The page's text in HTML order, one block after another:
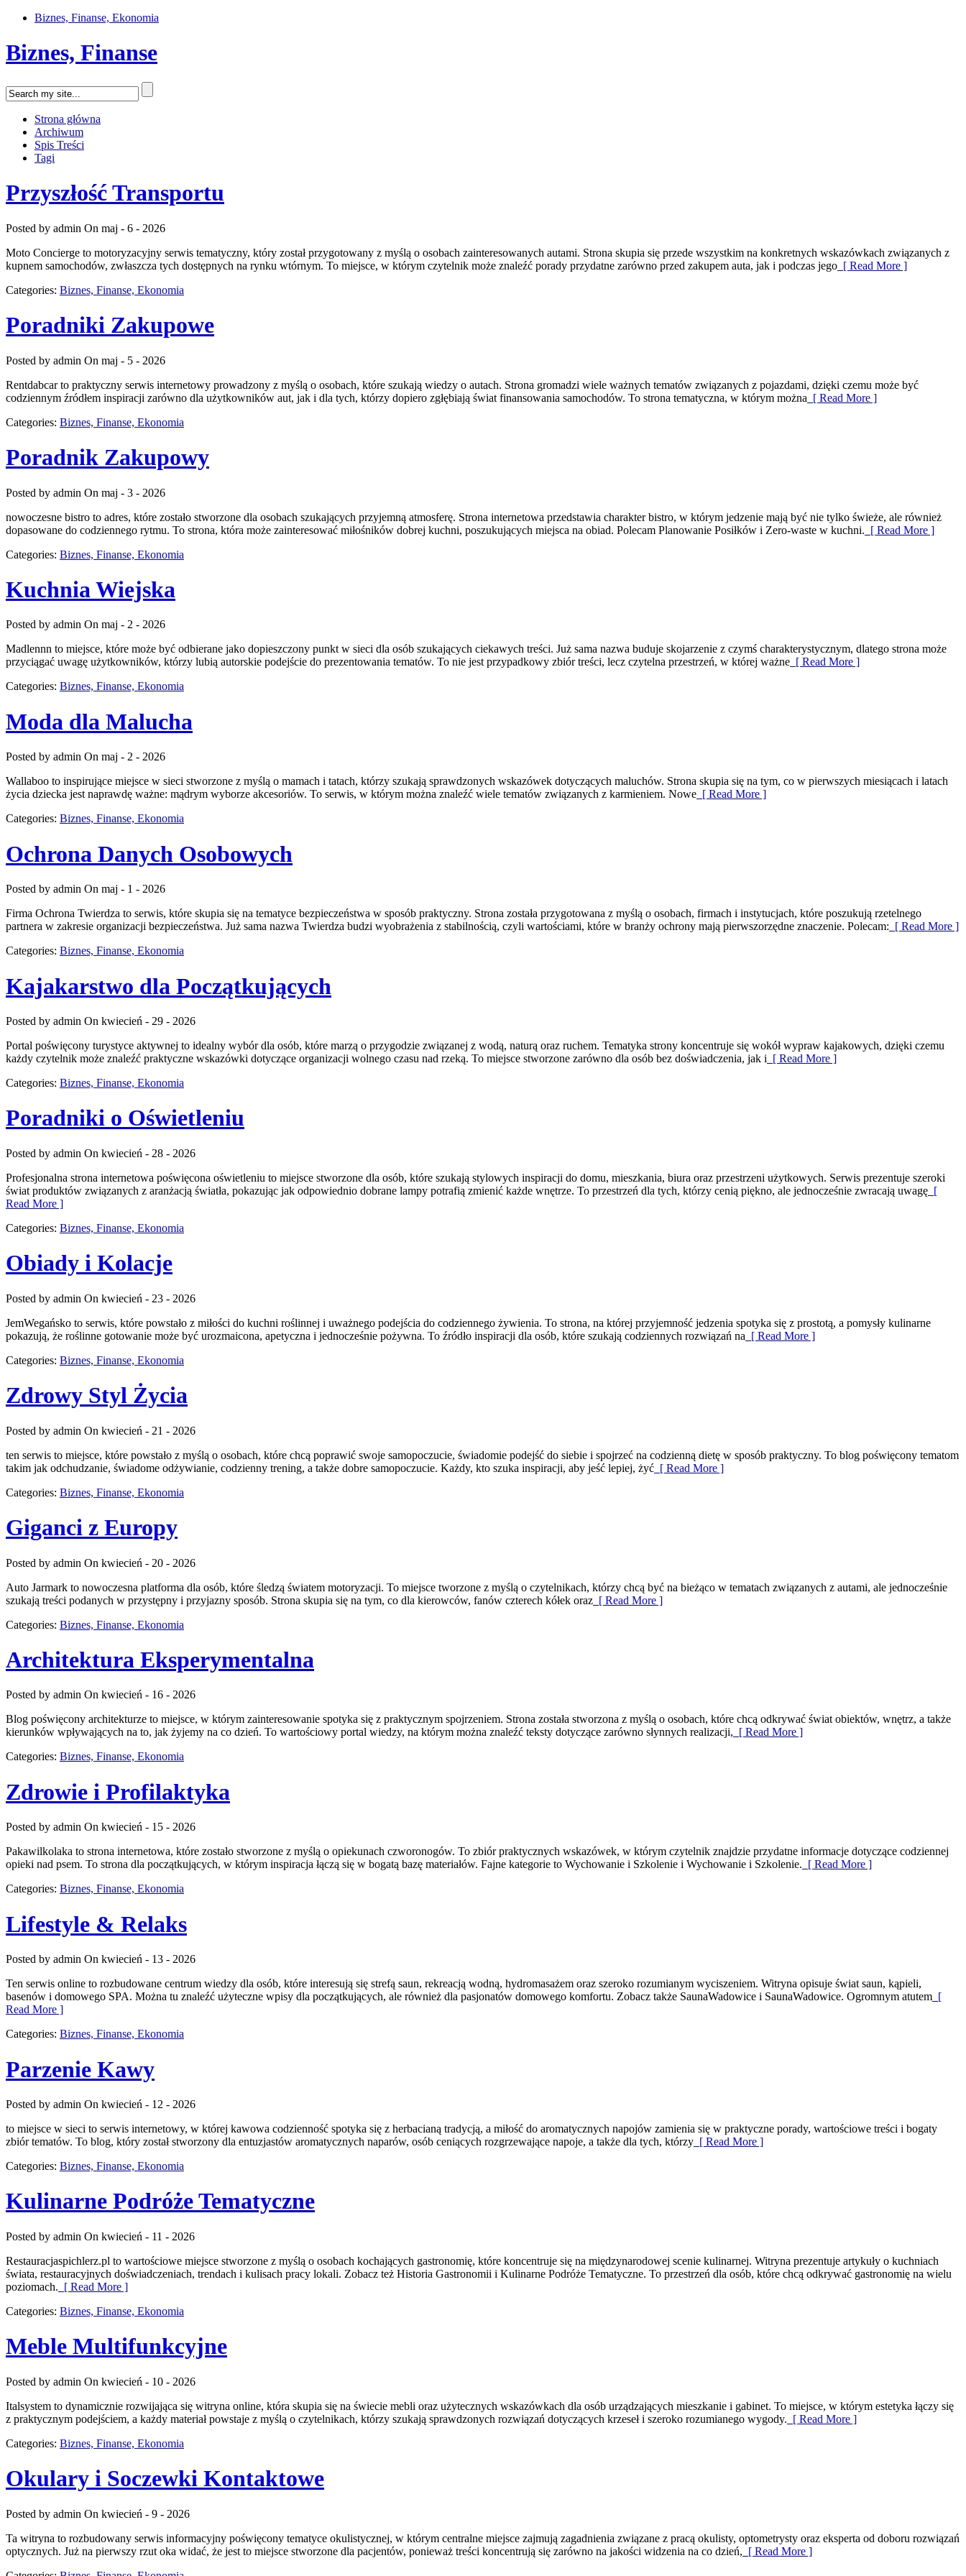
Biznes, Finanse, Ekonomia
Biznes, Finanse
Strona główna
Archiwum
Spis Treści
Tagi
Przyszłość Transportu
Posted by admin On maj - 6 - 2026
Moto Concierge to motoryzacyjny serwis tematyczny, który został przygotowany z myślą o osobach zainteresowanych autami. Strona skupia się przede wszystkim na konkretnych wskazówkach związanych z
kupnem samochodów, zwłaszcza tych dostępnych na rynku wtórnym. To miejsce, w którym czytelnik może znaleźć porady przydatne zarówno przed zakupem auta, jak i podczas jego [ Read More ]
Categories: Biznes, Finanse, Ekonomia
Poradniki Zakupowe
Posted by admin On maj - 5 - 2026
Rentdabcar to praktyczny serwis internetowy prowadzony z myślą o osobach, które szukają wiedzy o autach. Strona gromadzi wiele ważnych tematów związanych z pojazdami, dzięki czemu może być
codziennym źródłem inspiracji zarówno dla użytkowników aut, jak i dla tych, którzy dopiero zgłębiają świat finansowania samochodów. To strona tematyczna, w którym można [ Read More ]
Categories: Biznes, Finanse, Ekonomia
Poradnik Zakupowy
Posted by admin On maj - 3 - 2026
nowoczesne bistro to adres, które zostało stworzone dla osobach szukających przyjemną atmosferę. Strona internetowa przedstawia charakter bistro, w którym jedzenie mają być nie tylko świeże, ale również
dopasowane do codziennego rytmu. To strona, która może zainteresować miłośników dobrej kuchni, poszukujących miejsca na obiad. Polecam Planowanie Posiłków i Zero-waste w kuchni. [ Read More ]
Categories: Biznes, Finanse, Ekonomia
Kuchnia Wiejska
Posted by admin On maj - 2 - 2026
Madlennn to miejsce, które może być odbierane jako dopieszczony punkt w sieci dla osób szukających ciekawych treści. Już sama nazwa buduje skojarzenie z czymś charakterystycznym, dlatego strona może
przyciągać uwagę użytkowników, którzy lubią autorskie podejście do prezentowania tematów. To nie jest przypadkowy zbiór treści, lecz czytelna przestrzeń, w której ważne [ Read More ]
Categories: Biznes, Finanse, Ekonomia
Moda dla Malucha
Posted by admin On maj - 2 - 2026
Wallaboo to inspirujące miejsce w sieci stworzone z myślą o mamach i tatach, którzy szukają sprawdzonych wskazówek dotyczących maluchów. Strona skupia się na tym, co w pierwszych miesiącach i latach
życia dziecka jest naprawdę ważne: mądrym wyborze akcesoriów. To serwis, w którym można znaleźć wiele tematów związanych z karmieniem. Nowe [ Read More ]
Categories: Biznes, Finanse, Ekonomia
Ochrona Danych Osobowych
Posted by admin On maj - 1 - 2026
Firma Ochrona Twierdza to serwis, które skupia się na tematyce bezpieczeństwa w sposób praktyczny. Strona została przygotowana z myślą o osobach, firmach i instytucjach, które poszukują rzetelnego
partnera w zakresie organizacji bezpieczeństwa. Już sama nazwa Twierdza budzi wyobrażenia z stabilnością, czyli wartościami, które w branży ochrony mają pierwszorzędne znaczenie. Polecam: [ Read More ]
Categories: Biznes, Finanse, Ekonomia
Kajakarstwo dla Początkujących
Posted by admin On kwiecień - 29 - 2026
Portal poświęcony turystyce aktywnej to idealny wybór dla osób, które marzą o przygodzie związanej z wodą, naturą oraz ruchem. Tematyka strony koncentruje się wokół wypraw kajakowych, dzięki czemu
każdy czytelnik może znaleźć praktyczne wskazówki dotyczące organizacji wolnego czasu nad rzeką. To miejsce stworzone zarówno dla osób bez doświadczenia, jak i [ Read More ]
Categories: Biznes, Finanse, Ekonomia
Poradniki o Oświetleniu
Posted by admin On kwiecień - 28 - 2026
Profesjonalna strona internetowa poświęcona oświetleniu to miejsce stworzone dla osób, które szukają stylowych inspiracji do domu, mieszkania, biura oraz przestrzeni użytkowych. Serwis prezentuje szeroki
świat produktów związanych z aranżacją światła, pokazując jak odpowiednio dobrane lampy potrafią zmienić każde wnętrze. To przestrzeń dla tych, którzy cenią piękno, ale jednocześnie zwracają uwagę [
Read More ]
Categories: Biznes, Finanse, Ekonomia
Obiady i Kolacje
Posted by admin On kwiecień - 23 - 2026
JemWegańsko to serwis, które powstało z miłości do kuchni roślinnej i uważnego podejścia do codziennego żywienia. To strona, na której przyjemność jedzenia spotyka się z prostotą, a pomysły kulinarne
pokazują, że roślinne gotowanie może być urozmaicona, apetyczna i jednocześnie pożywna. To źródło inspiracji dla osób, które szukają codziennych rozwiązań na [ Read More ]
Categories: Biznes, Finanse, Ekonomia
Zdrowy Styl Życia
Posted by admin On kwiecień - 21 - 2026
ten serwis to miejsce, które powstało z myślą o osobach, które chcą poprawić swoje samopoczucie, świadomie podejść do siebie i spojrzeć na codzienną dietę w sposób praktyczny. To blog poświęcony tematom
takim jak odchudzanie, świadome odżywianie, codzienny trening, a także dobre samopoczucie. Każdy, kto szuka inspiracji, aby jeść lepiej, żyć [ Read More ]
Categories: Biznes, Finanse, Ekonomia
Giganci z Europy
Posted by admin On kwiecień - 20 - 2026
Auto Jarmark to nowoczesna platforma dla osób, które śledzą światem motoryzacji. To miejsce tworzone z myślą o czytelnikach, którzy chcą być na bieżąco w tematach związanych z autami, ale jednocześnie
szukają treści podanych w przystępny i przyjazny sposób. Strona skupia się na tym, co dla kierowców, fanów czterech kółek oraz [ Read More ]
Categories: Biznes, Finanse, Ekonomia
Architektura Eksperymentalna
Posted by admin On kwiecień - 16 - 2026
Blog poświęcony architekturze to miejsce, w którym zainteresowanie spotyka się z praktycznym spojrzeniem. Strona została stworzona z myślą o osobach, które chcą odkrywać świat obiektów, wnętrz, a także
kierunków wpływających na to, jak żyjemy na co dzień. To wartościowy portal wiedzy, na którym można znaleźć teksty dotyczące zarówno słynnych realizacji, [ Read More ]
Categories: Biznes, Finanse, Ekonomia
Zdrowie i Profilaktyka
Posted by admin On kwiecień - 15 - 2026
Pakawilkolaka to strona internetowa, które zostało stworzone z myślą o opiekunach czworonogów. To zbiór praktycznych wskazówek, w którym czytelnik znajdzie przydatne informacje dotyczące codziennej
opieki nad psem. To strona dla początkujących, w którym inspiracja łączą się w bogatą bazę materiałów. Fajne kategorie to Wychowanie i Szkolenie i Wychowanie i Szkolenie. [ Read More ]
Categories: Biznes, Finanse, Ekonomia
Lifestyle & Relaks
Posted by admin On kwiecień - 13 - 2026
Ten serwis online to rozbudowane centrum wiedzy dla osób, które interesują się strefą saun, rekreacją wodną, hydromasażem oraz szeroko rozumianym wyciszeniem. Witryna opisuje świat saun, kąpieli,
basenów i domowego SPA. Można tu znaleźć użyteczne wpisy dla początkujących, ale również dla pasjonatów domowego komfortu. Zobacz także SaunaWadowice i SaunaWadowice. Ogromnym atutem [
Read More ]
Categories: Biznes, Finanse, Ekonomia
Parzenie Kawy
Posted by admin On kwiecień - 12 - 2026
to miejsce w sieci to serwis internetowy, w której kawowa codzienność spotyka się z herbacianą tradycją, a miłość do aromatycznych napojów zamienia się w praktyczne porady, wartościowe treści i bogaty
zbiór tematów. To blog, który został stworzony dla entuzjastów aromatycznych naparów, osób ceniących rozgrzewające napoje, a także dla tych, którzy [ Read More ]
Categories: Biznes, Finanse, Ekonomia
Kulinarne Podróże Tematyczne
Posted by admin On kwiecień - 11 - 2026
Restauracjaspichlerz.pl to wartościowe miejsce stworzone z myślą o osobach kochających gastronomię, które koncentruje się na międzynarodowej scenie kulinarnej. Witryna prezentuje artykuły o kuchniach
świata, restauracyjnych doświadczeniach, trendach i kulisach pracy lokali. Zobacz też Historia Gastronomii i Kulinarne Podróże Tematyczne. To przestrzeń dla osób, które chcą odkrywać gastronomię na wielu
poziomach. [ Read More ]
Categories: Biznes, Finanse, Ekonomia
Meble Multifunkcyjne
Posted by admin On kwiecień - 10 - 2026
Italsystem to dynamicznie rozwijająca się witryna online, która skupia się na świecie mebli oraz użytecznych wskazówkach dla osób urządzających mieszkanie i gabinet. To miejsce, w którym estetyka łączy się
z praktycznym podejściem, a każdy materiał powstaje z myślą o czytelnikach, którzy szukają sprawdzonych rozwiązań dotyczących krzeseł i szeroko rozumianego wygody. [ Read More ]
Categories: Biznes, Finanse, Ekonomia
Okulary i Soczewki Kontaktowe
Posted by admin On kwiecień - 9 - 2026
Ta witryna to rozbudowany serwis informacyjny poświęcony tematyce okulistycznej, w którym centralne miejsce zajmują zagadnienia związane z pracą okulisty, optometrysty oraz eksperta od doboru rozwiązań
optycznych. Już na pierwszy rzut oka widać, że jest to miejsce stworzone dla pacjentów, ponieważ treści koncentrują się zarówno na jakości widzenia na co dzień, [ Read More ]